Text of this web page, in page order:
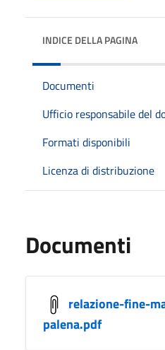
INDICE DELLA PAGINA
Documenti
Ufficio responsabile del
Formati disponibili
Licenza di distribuzione
Documenti
relazione-fine-
palena.pdf